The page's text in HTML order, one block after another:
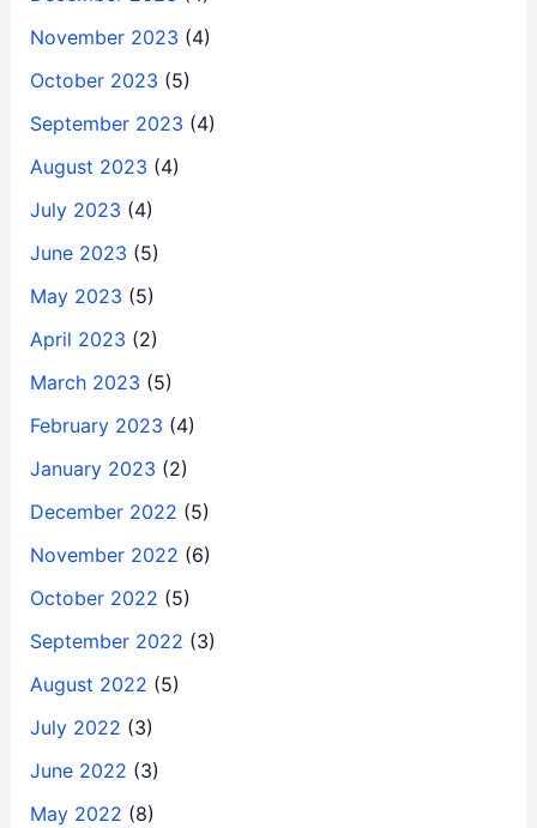
November 2023 (4)
October 2023 (5)
September 2023 (4)
August 2023 (4)
July 2023 (4)
June 2023 (5)
May 2023 (5)
April 2023 (2)
March 2023 (5)
February 2023 (4)
January 2023 (2)
December 2022 (5)
November 2022 (6)
October 2022 (5)
September 2022 (3)
August 2022 (5)
July 2022 (3)
June 2022 (3)
May 2022 (8)